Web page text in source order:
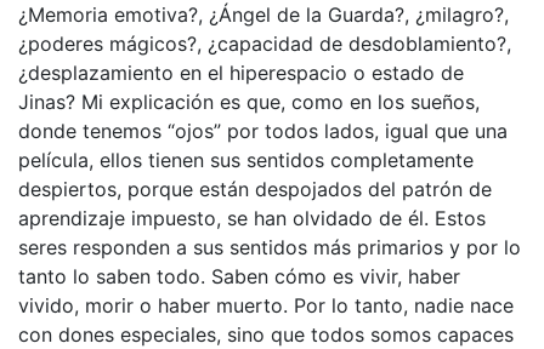
¿Memoria emotiva?, ¿Ángel de la Guarda?, ¿milagro?,
¿poderes mágicos?, ¿capacidad de desdoblamiento?,
¿desplazamiento en el hiperespacio o estado de
Jinas? Mi explicación es que, como en los sueños,
donde tenemos “ojos” por todos lados, igual que una
película, ellos tienen sus sentidos completamente
despiertos, porque están despojados del patrón de
aprendizaje impuesto, se han olvidado de él. Estos
seres responden a sus sentidos más primarios y por lo
tanto lo saben todo. Saben cómo es vivir, haber
vivido, morir o haber muerto. Por lo tanto, nadie nace
con dones especiales, sino que todos somos capaces